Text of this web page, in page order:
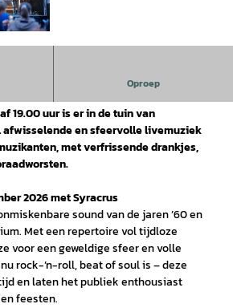
Oproep
19.00 uur is er in de tuin van
afwisselende en sfeervolle livemuziek
met verfrissende drankjes,
2026 met Syracrus
sound van de jaren ’60 en
Met een repertoire vol tijdloze
voor een geweldige sfeer en volle
rock-’n-roll, beat of soul is – deze
en laten het publiek enthousiast
feesten.